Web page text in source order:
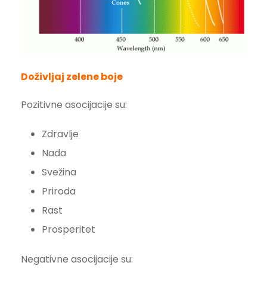
Doživljaj zelene boje
Pozitivne asocijacije su:
Zdravlje
Nada
Svežina
Priroda
Rast
Prosperitet
Negativne asocijacije su: